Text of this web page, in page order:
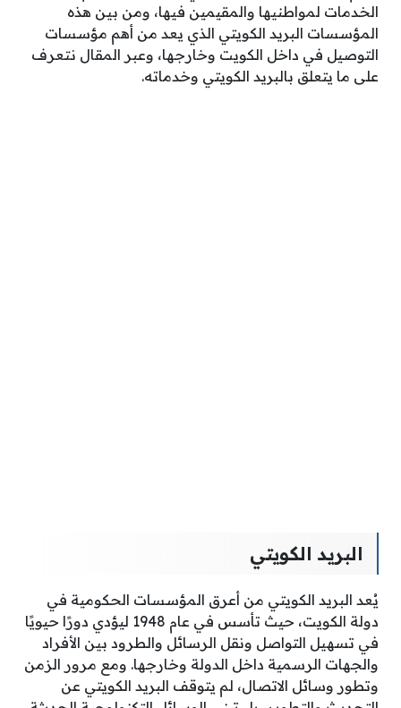
الخدمات لمواطنيها والمقيمين فيها، ومن بين هذه
المؤسسات البريد الكويتي الذي يعد من أهم مؤسسات
التوصيل في داخل الكويت وخارجها، وعبر المقال نتعرف
على ما يتعلق بالبريد الكويتي وخدماته.
البريد الكويتي
يُعد البريد الكويتي من أعرق المؤسسات الحكومية في
دولة الكويت، حيث تأسس في عام 1948 ليؤدي دورًا حيويًا
في تسهيل التواصل ونقل الرسائل والطرود بين الأفراد
والجهات الرسمية داخل الدولة وخارجها. ومع مرور الزمن
وتطور وسائل الاتصال، لم يتوقف البريد الكويتي عن